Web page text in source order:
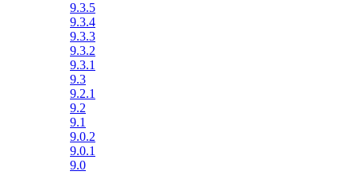
9.3.5
9.3.4
9.3.3
9.3.2
9.3.1
9.3
9.2.1
9.2
9.1
9.0.2
9.0.1
9.0